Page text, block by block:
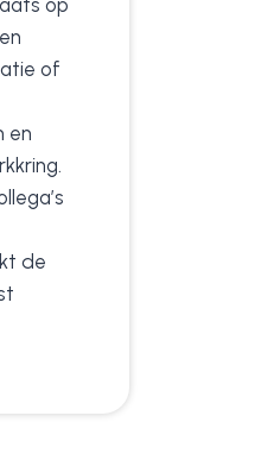
op
of
en
de